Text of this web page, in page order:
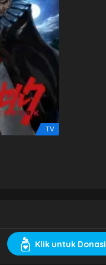
TV
Klik untuk Donasi